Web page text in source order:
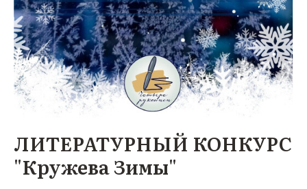
ЛИТЕРАТУРНЫЙ КОНКУРС
"Кружева Зимы"